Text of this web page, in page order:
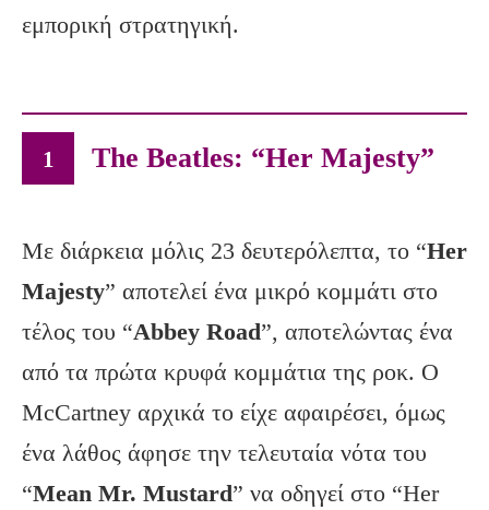
εμπορική στρατηγική.
1 The Beatles: “Her Majesty”
Με διάρκεια μόλις 23 δευτερόλεπτα, το “Her
Majesty” αποτελεί ένα μικρό κομμάτι στο
τέλος του “Abbey Road”, αποτελώντας ένα
από τα πρώτα κρυφά κομμάτια της ροκ. Ο
McCartney αρχικά το είχε αφαιρέσει, όμως
ένα λάθος άφησε την τελευταία νότα του
“Mean Mr. Mustard” να οδηγεί στο “Her